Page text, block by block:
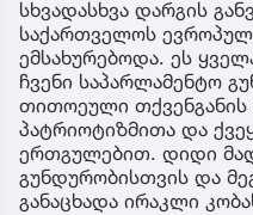
სხვადასხვა დარგის
საქართველოს ევროპულ
ემსახურებოდა. ეს
ჩვენი საპარლამენტო
თითოეული
პატრიოტიზმითა და
ერთგულებით. დიდი
გუნდურობისთვის და
განაცხადა ირაკლი